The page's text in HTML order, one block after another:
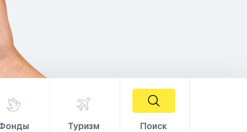
Туризм Поиск